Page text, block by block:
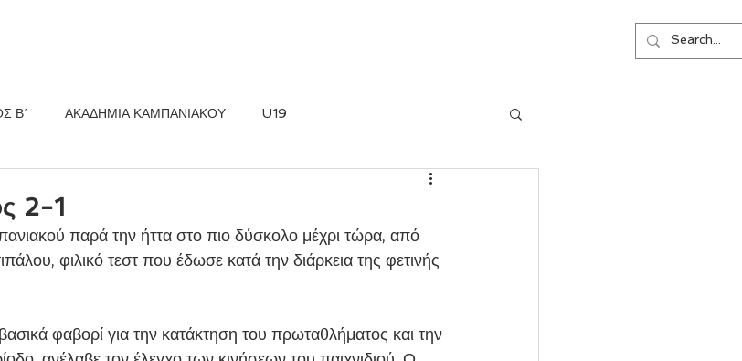
Β΄ ΑΚΑΔΗΜΙΑ ΚΑΜΠΑΝΙΑΚΟΥ U19
2-1
φιλικό τεστ που έδωσε κατά την διάρκεια της φετινής